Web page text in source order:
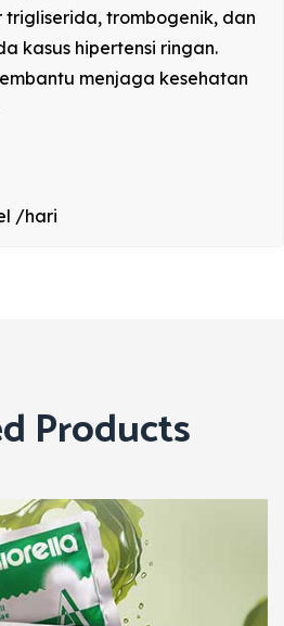
trigliserida, trombogenik, dan
kasus hipertensi ringan.
menjaga kesehatan
/hari
Products